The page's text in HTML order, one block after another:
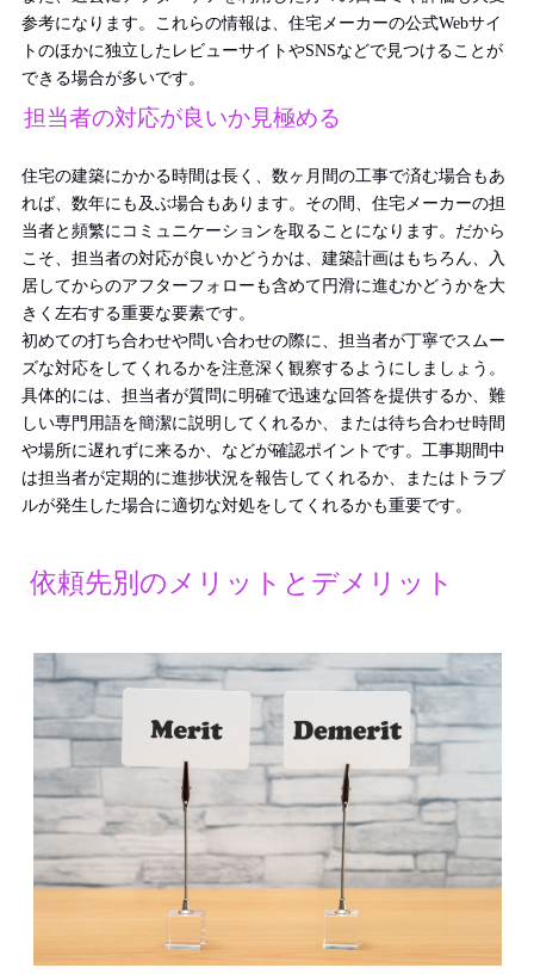
参考になります。これらの情報は、住宅メーカーの公式Webサイ
トのほかに独立したレビューサイトやSNSなどで見つけることが
できる場合が多いです。
担当者の対応が良いか見極める
住宅の建築にかかる時間は長く、数ヶ月間の工事で済む場合もあ
れば、数年にも及ぶ場合もあります。その間、住宅メーカーの担
当者と頻繁にコミュニケーションを取ることになります。だから
こそ、担当者の対応が良いかどうかは、建築計画はもちろん、入
居してからのアフターフォローも含めて円滑に進むかどうかを大
きく左右する重要な要素です。
初めての打ち合わせや問い合わせの際に、担当者が丁寧でスムー
ズな対応をしてくれるかを注意深く観察するようにしましょう。
具体的には、担当者が質問に明確で迅速な回答を提供するか、難
しい専門用語を簡潔に説明してくれるか、または待ち合わせ時間
や場所に遅れずに来るか、などが確認ポイントです。工事期間中
は担当者が定期的に進捗状況を報告してくれるか、またはトラブ
ルが発生した場合に適切な対処をしてくれるかも重要です。
依頼先別のメリットとデメリット